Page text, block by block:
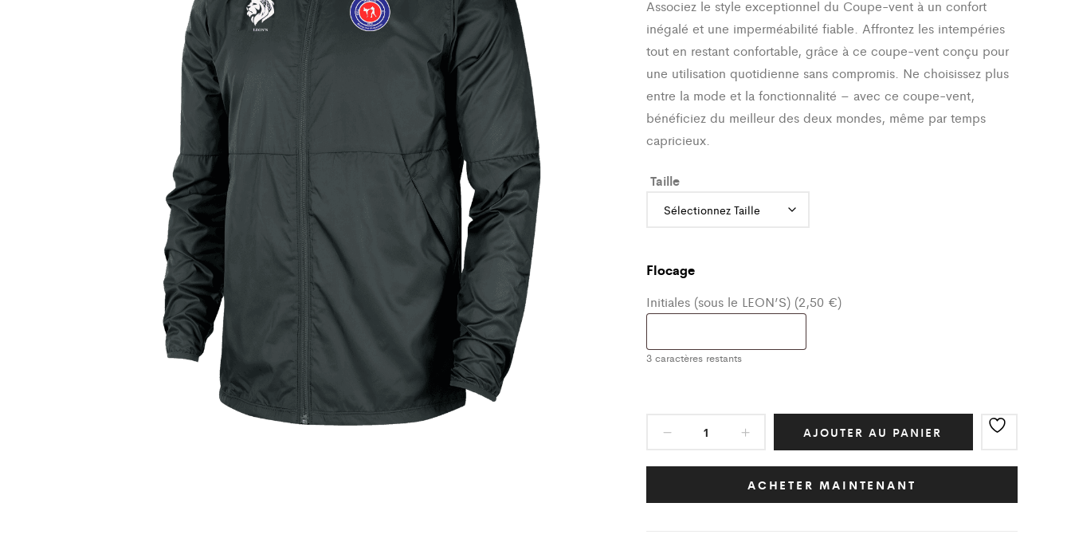
Associez le style exceptionnel du Coupe-vent à un confort
inégalé et une imperméabilité fiable. Affrontez les intempéries
tout en restant confortable, grâce à ce coupe-vent conçu pour
une utilisation quotidienne sans compromis. Ne choisissez plus
entre la mode et la fonctionnalité – avec ce coupe-vent,
bénéficiez du meilleur des deux mondes, même par temps
capricieux.
Taille
Flocage
Initiales (sous le LEON’S) (2,50 €)
3caractères restants
Coupe
Classic
Boxing
AJOUTER AU PANIER
ACHETER MAINTENANT